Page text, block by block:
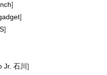
]
]
]
Jr. 石川 ]